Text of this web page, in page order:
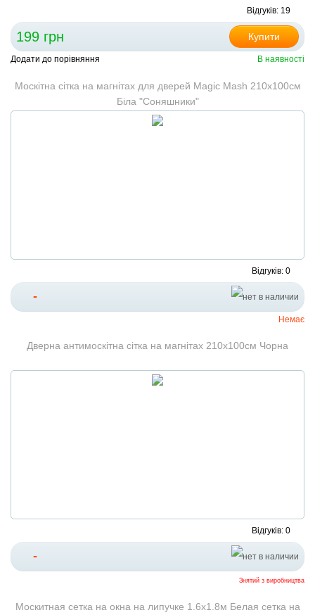
Відгуків: 19
199 грн Купити
Додати до порівняння В наявності
Москітна сітка на магнітах для дверей Magic Mash 210x100см
Біла "Соняшники"
Відгуків: 0
-
Немає
Дверна антимоскітна сітка на магнітах 210x100см Чорна
Відгуків: 0
-
Знятий з виробництва
Москитная сетка на окна на липучке 1.6х1.8м Белая сетка на